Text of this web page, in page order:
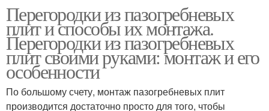
Перегородки из пазогребневых
плит и способы их монтажа.
Перегородки из пазогребневых
плит своими руками: монтаж и его
особенности
По большому счету, монтаж пазогребневых плит
производится достаточно просто для того, чтобы